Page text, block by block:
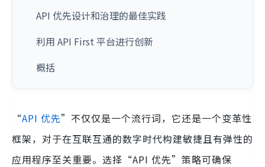
API 优先设计和治理的最佳实践
利用 API First 平台进行创新
概括
“API 优先”不仅仅是一个流行词，它还是一个变革性
框架，对于在互联互通的数字时代构建敏捷且有弹性的
应用程序至关重要。选择“API 优先”策略可确保